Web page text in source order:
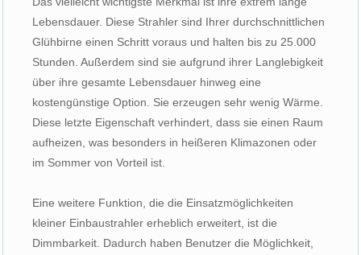
Lebensdauer. Diese Strahler sind Ihrer durchschnittlichen
Glühbirne einen Schritt voraus und halten bis zu 25.000
Stunden. Außerdem sind sie aufgrund ihrer Langlebigkeit
über ihre gesamte Lebensdauer hinweg eine
kostengünstige Option. Sie erzeugen sehr wenig Wärme.
Diese letzte Eigenschaft verhindert, dass sie einen Raum
aufheizen, was besonders in heißeren Klimazonen oder
im Sommer von Vorteil ist.
Eine weitere Funktion, die die Einsatzmöglichkeiten
kleiner Einbaustrahler erheblich erweitert, ist die
Dimmbarkeit. Dadurch haben Benutzer die Möglichkeit,